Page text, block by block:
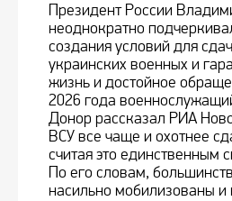
Президент России
неоднократно
создания условий для
украинских военных и
жизнь и достойное
2026 года
Донор рассказал РИА
ВСУ все чаще и охотнее
считая это единственным
По его словам,
насильно мобилизованы и